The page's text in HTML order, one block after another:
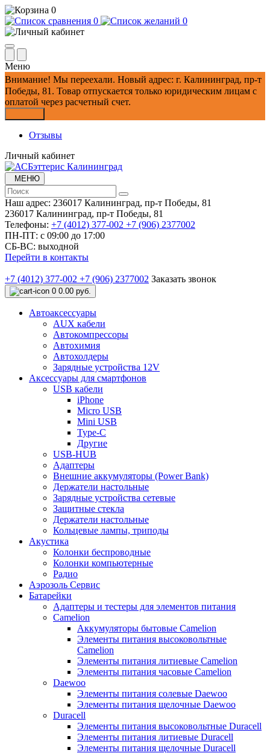
0
0
0
Меню
Внимание! Мы переехали. Новый адрес: г. Калининград, пр-т
Победы, 81. Товар отпускается только юридическим лицам с
оплатой через расчетный счет.
Отзывы
Личный кабинет
МЕНЮ
Наш адрес: 236017 Калининград,​ пр-т Победы, 81
236017 Калининград,​ пр-т Победы, 81
Телефоны: +7 (4012) 377-002 +7 (906) 2377002
ПН-ПТ: с 09:00 до 17:00
СБ-ВС: выходной
Перейти в контакты
+7 (4012) 377-002 +7 (906) 2377002 Заказать звонок
0 0.00 руб.
Автоаксессуары
AUX кабели
Автокомпрессоры
Автохимия
Автохолдеры
Зарядные устройства 12V
Аксессуары для смартфонов
USB кабели
iPhone
Micro USB
Mini USB
Type-C
Другие
USB-HUB
Адаптеры
Внешние аккумуляторы (Power Bank)
Держатели настольные
Зарядные устройства сетевые
Защитные стекла
Держатели настольные
Кольцевые лампы, триподы
Акустика
Колонки беспроводные
Колонки компьютерные
Радио
Аэрозоль Сервис
Батарейки
Aдаптеры и тестеры для элементов питания
Camelion
Аккумуляторы бытовые Camelion
Элементы питания высоковольтные
Camelion
Элементы питания литиевые Camelion
Элементы питания часовые Camelion
Daewoo
Элементы питания солевые Daewoo
Элементы питания щелочные Daewoo
Duracell
Элементы питания высоковольтные Duracell
Элементы питания литиевые Duracell
Элементы питания щелочные Duracell